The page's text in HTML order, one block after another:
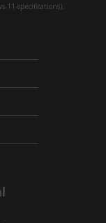
11-specifications).